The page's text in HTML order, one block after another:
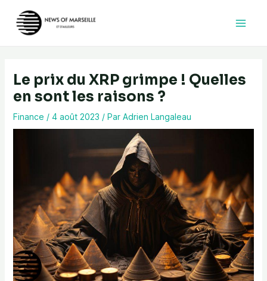
contenu
Le prix du XRP grimpe ! Quelles
en sont les raisons ?
Finance / 4 août 2023 / Par Adrien Langaleau